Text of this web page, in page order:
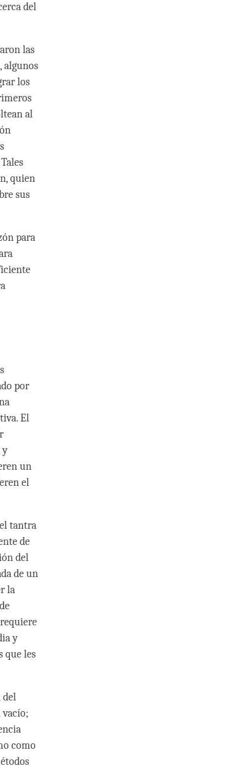
del
las
algunos
los
al
quien
sus
para
por
El
y
un
el
tantra
de
del
de un
la
y
que les
del
como